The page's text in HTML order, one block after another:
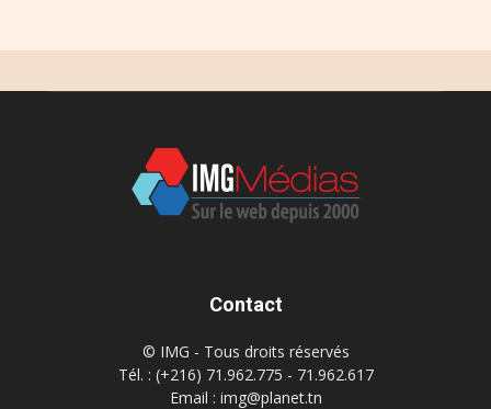
Contact
© IMG - Tous droits réservés
Tél. : (+216) 71.962.775 - 71.962.617
Email : img@planet.tn